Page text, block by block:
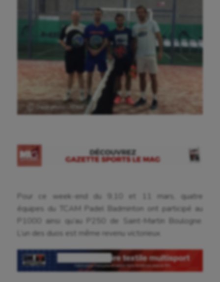
Ⓒ Crédit photo : TCAM
Pour ce week-end du 9,10 et 11 mars, quatre
équipes du TCAM Padel Badminton ont participé au
P1000 ainsi qu’au P250 de Saint-Martin Boulogne.
L’un des duos est même revenu victorieux.